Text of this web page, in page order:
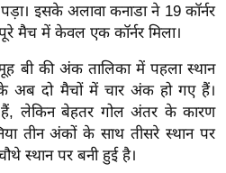
इसके अलावा कनाडा ने 19 कॉर्नर
मैच में केवल एक कॉर्नर मिला।
बी की अंक तालिका में पहला स्थान
के अब दो मैचों में चार अंक हो गए हैं।
लेकिन बेहतर गोल अंतर के कारण
तीन अंकों के साथ तीसरे स्थान पर
स्थान पर बनी हुई है।